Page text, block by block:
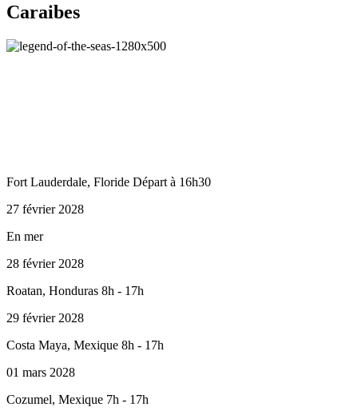
Caraibes
Fort Lauderdale, Floride Départ à 16h30
27 février 2028
En mer
28 février 2028
Roatan, Honduras 8h - 17h
29 février 2028
Costa Maya, Mexique 8h - 17h
01 mars 2028
Cozumel, Mexique 7h - 17h